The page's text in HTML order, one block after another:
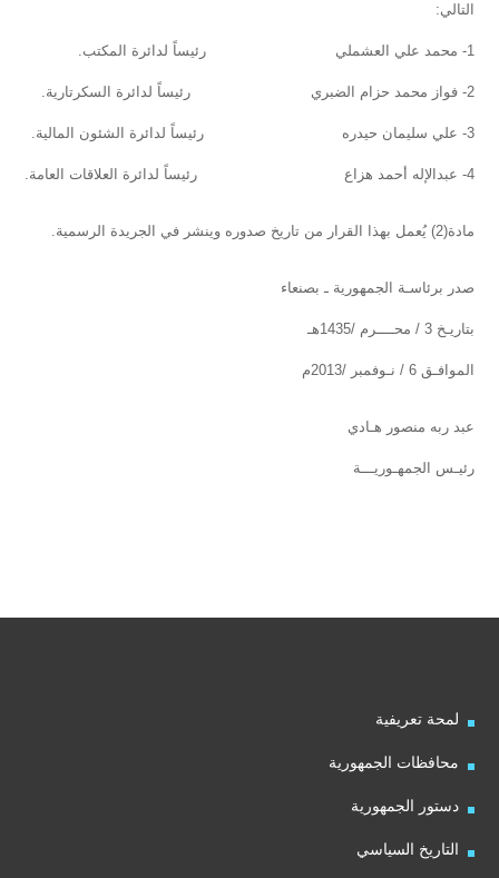
التالي:
1- محمد علي العشملي رئيساً لدائرة المكتب.
2- فواز محمد حزام الضبري رئيساً لدائرة السكرتارية.
3- علي سليمان حيدره رئيساً لدائرة الشئون المالية.
4- عبدالإله أحمد هزاع رئيساً لدائرة العلاقات العامة.
مادة(2) يُعمل بهذا القرار من تاريخ صدوره وينشر في الجريدة الرسمية.
صدر برئاسـة الجمهورية ـ بصنعاء
بتاريـخ 3 / محــــرم /1435هـ
الموافـق 6 / نـوفمبر /2013م
عبد ربه منصور هـادي
رئيـس الجمهـوريـــة
لمحة تعريفية
محافظات الجمهورية
دستور الجمهورية
التاريخ السياسي